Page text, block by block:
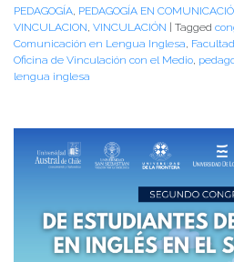
PEDAGOGÍA, PEDAGOGÍA EN
VINCULACION, VINCULACIÓN Tagged
Comunicación en Lengua Inglesa,
Oficina de Vinculación con el Medio,
lengua inglesa